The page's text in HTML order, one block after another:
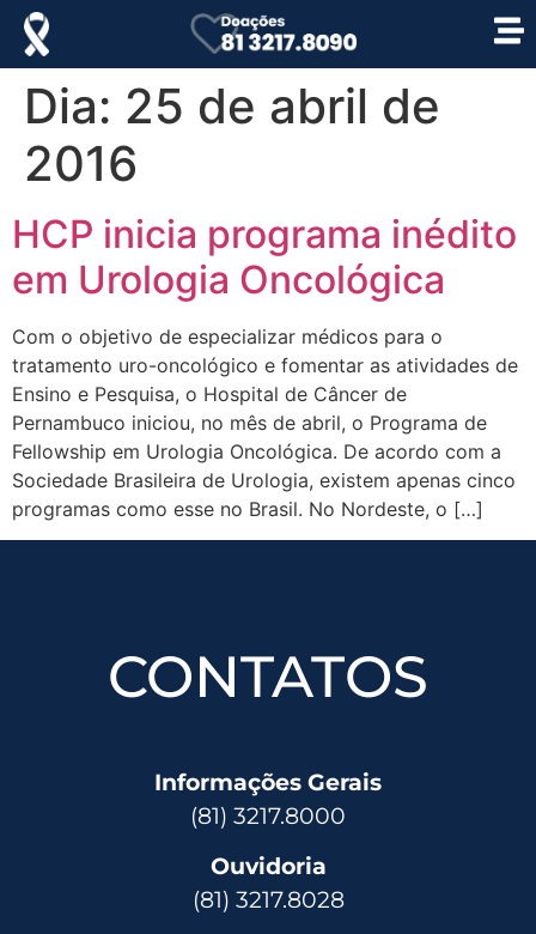
Dia: 25 de abril de
2016
HCP inicia programa inédito
em Urologia Oncológica
Com o objetivo de especializar médicos para o
tratamento uro-oncológico e fomentar as atividades de
Ensino e Pesquisa, o Hospital de Câncer de
Pernambuco iniciou, no mês de abril, o Programa de
Fellowship em Urologia Oncológica. De acordo com a
Sociedade Brasileira de Urologia, existem apenas cinco
programas como esse no Brasil. No Nordeste, o […]
CONTATOS
Informações Gerais
(81) 3217.8000
Ouvidoria
(81) 3217.8028